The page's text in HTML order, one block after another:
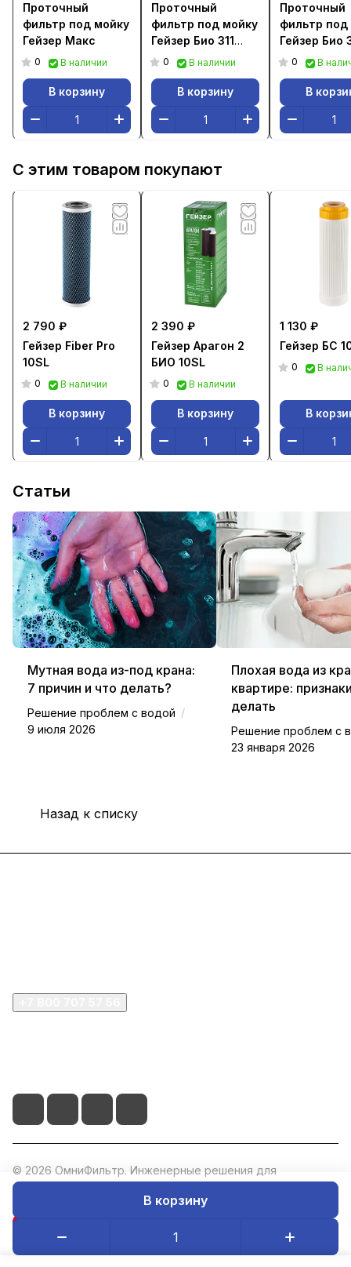
В корзину
Проточный
фильтр под мойку
Гейзер Макс
0 В наличии
В корзину
Проточный
фильтр под мойку
Гейзер Био 311
(для мягкой воды)
0 В наличии
В корзину
Проточный
фильтр под
Гейзер Био
(для
0 В
В
С этим товаром покупают
2 790 ₽
Гейзер Fiber Pro
10SL
0 В наличии
В корзину
2 390 ₽
Гейзер Арагон 2
БИО 10SL
0 В наличии
В корзину
1 130 ₽
Гейзер БС
0 В
В
Статьи
Мутная вода из-под крана:
7 причин и что делать?
Решение проблем с водой /
9 июля 2026
Плохая вода из
квартире:
делать
Решение проблем с
23 января 2026
Назад к списку
© 2026 ОмниФильтр. Инженерные решения для
водоподготовки. ИНН: 5047273073, ОГРН: 1235000020760.
Оферта